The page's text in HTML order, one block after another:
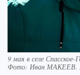
9 мая в селе Спасское-
Фото: Иван МАКЕЕВ.